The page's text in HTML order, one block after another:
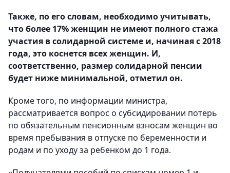
Также, по его словам, необходимо учитывать,
что более 17% женщин не имеют полного стажа
участия в солидарной системе и, начиная с 2018
года, это коснется всех женщин. И,
соответственно, размер солидарной пенсии
будет ниже минимальной, отметил он.
Кроме того, по информации министра,
рассматривается вопрос о субсидировании потерь
по обязательным пенсионным взносам женщин во
время пребывания в отпуске по беременности и
родам и по уходу за ребенком до 1 года.